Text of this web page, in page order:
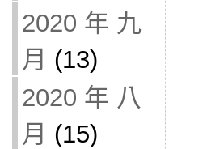
2020 年 九
月 (13)
2020 年 八
月 (15)